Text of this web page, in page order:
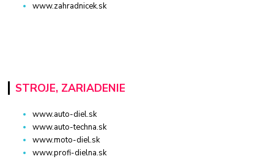
www.zahradnicek.sk
STROJE, ZARIADENIE
www.auto-diel.sk
www.auto-techna.sk
www.moto-diel.sk
www.profi-dielna.sk